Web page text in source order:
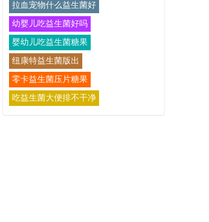
拉血宠物什么益生菌好
幼婴儿吃益生菌好吗
婴幼儿吃益生菌糖果
纽康特益生菌版出
零卡益生菌压片糖果
吃益生菌大便排不干净